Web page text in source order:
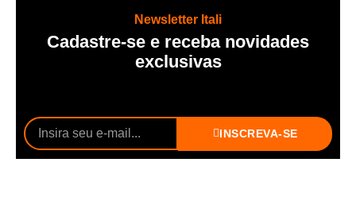
Newsletter Itali
Cadastre-se e receba novidades
exclusivas
INSCREVA-SE